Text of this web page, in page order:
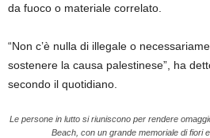
da fuoco o materiale correlato.
“Non c’è nulla di illegale o
sostenere la causa palestinese”, ha
secondo il quotidiano.
Le persone in lutto si riuniscono per rendere
Beach, con un grande memoriale di fiori